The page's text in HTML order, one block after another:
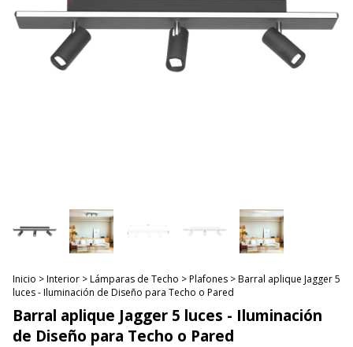
Inicio >Interior >Lámparas de Techo >Plafones >Barral aplique Jagger 5
luces - Iluminación de Diseño para Techo o Pared
Barral aplique Jagger 5 luces - Iluminación
de Diseño para Techo o Pared